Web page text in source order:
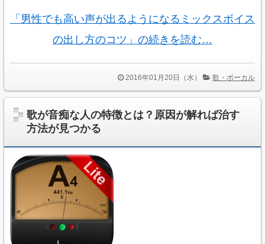
「男性でも高い声が出るようになるミックスボイス
の出し方のコツ」の続きを読む…
2016年01月20日（水） 歌・ボーカル
歌が音痴な人の特徴とは？原因が解れば治す
方法が見つかる